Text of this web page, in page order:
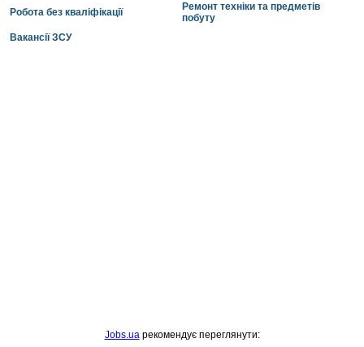
Робота без кваліфікації
Ремонт техніки та предметів
побуту
Вакансії ЗСУ
Jobs.uaрекомендує переглянути: